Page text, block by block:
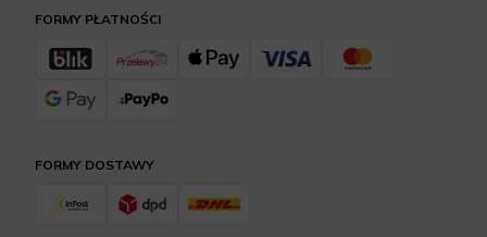
FORMY DOSTAWY
FORMY PŁATNOŚCI